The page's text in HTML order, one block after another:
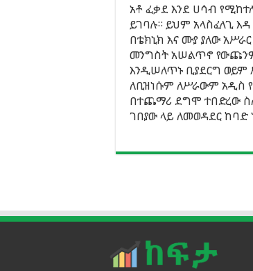
አቶ ፈቃደ እንደ ሀሳብ
ይገባሉ። ይህም አላስፈላጊ
በቴክኒክ እና ሙያ ያለው
መንግስት አሠልጥኖ
እንዲሠለጥኑ ቢያደርግ ወይም
ለቢዝነሱም ለሥራውም አዲስ
በተጨማሪ ደግሞ ተበድረው
ገበያው ላይ ለመወዳደር ከባድ